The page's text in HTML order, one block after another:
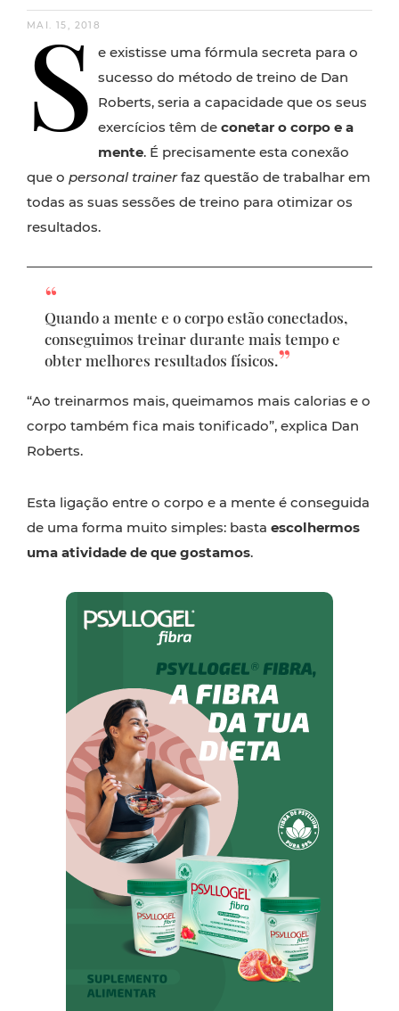
MAI. 15, 2018
S e existisse uma fórmula secreta para o
sucesso do método de treino de Dan
Roberts, seria a capacidade que os seus
exercícios têm de conetar o corpo e a
mente. É precisamente esta conexão
que o personal trainerfaz questão de trabalhar em
todas as suas sessões de treino para otimizar os
resultados.
Quando a mente e o corpo estão conectados,
conseguimos treinar durante mais tempo e
obter melhores resultados físicos.
“Ao treinarmos mais, queimamos mais calorias e o
corpo também fica mais tonificado”, explica Dan
Roberts.
Esta ligação entre o corpo e a mente é conseguida
de uma forma muito simples: basta escolhermos
uma atividade de que gostamos.